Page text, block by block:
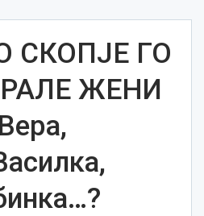
СКОПЈЕ ГО
ЖЕНИ